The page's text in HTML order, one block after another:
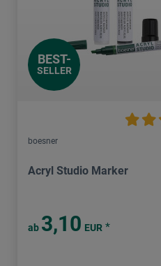
BEST-
SELLER
boesner
Acryl Studio Marker
ab 3,10 EUR *